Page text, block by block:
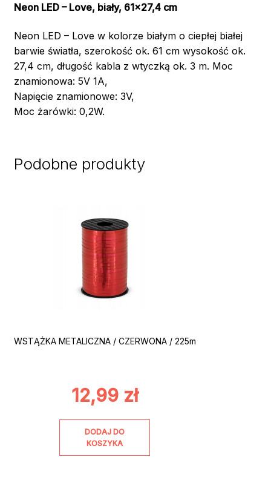
Neon LED – Love, biały, 61×27,4 cm
Neon LED – Love w kolorze białym o ciepłej białej
barwie światła, szerokość ok. 61 cm wysokość ok.
27,4 cm, długość kabla z wtyczką ok. 3 m. Moc
znamionowa: 5V 1A,
Napięcie znamionowe: 3V,
Moc żarówki: 0,2W.
Podobne produkty
WSTĄŻKA METALICZNA / CZERWONA / 225m
12,99 zł
DODAJ DO
KOSZYKA